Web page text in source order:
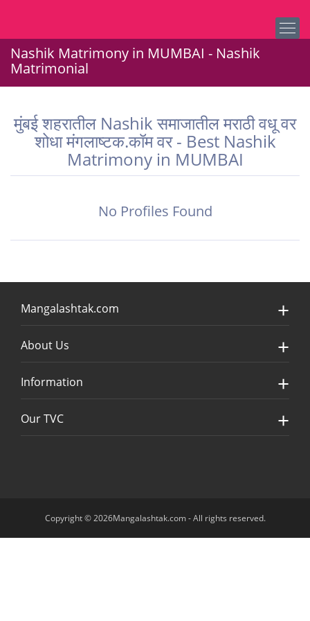
Nashik Matrimony in MUMBAI - Nashik
Matrimonial
मुंबई शहरातील Nashik समाजातील मराठी वधू वर
शोधा मंगलाष्टक.कॉम वर - Best Nashik
Matrimony in MUMBAI
No Profiles Found
Mangalashtak.com
About Us
Information
Our TVC
Copyright © 2026Mangalashtak.com - All rights reserved.